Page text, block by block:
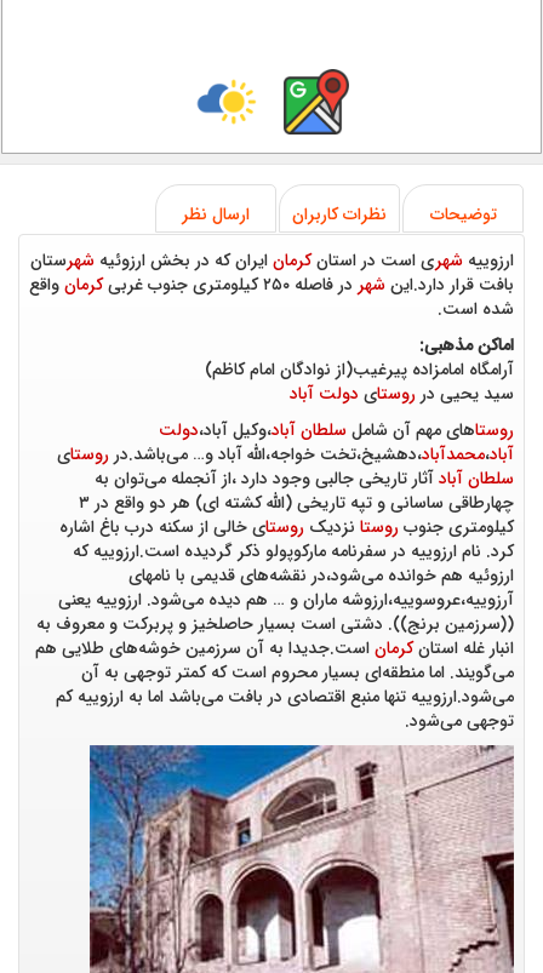
توضیحات نظرات کاربران
ارسال نظر
ارزوییه شهری است در استانکرمانایران که در بخش ارزوئیه شهرستان
بافت قرار دارد.اینشهر در فاصله ۲۵۰ کیلومتری جنوب غربی کرمانواقع
شده است.
اماکن مذهبی:
آرامگاه امامزاده پیرغیب(از نوادگان امام کاظم)
سید یحیی در روستای دولت آباد
روستاهای مهم آن شاملسلطان آباد،وکیل آباد،دولت
آباد،محمدآباد،دهشیخ،تخت خواجه،الله آباد و… می‌باشد.در روستای
سلطان آبادآثار تاریخی جالبی وجود دارد ،از آنجمله می‌توان به
چهارطاقی ساسانی و تپه تاریخی (الله کشته ای) هر دو واقع در ۳
کیلومتری جنوبروستا نزدیک روستای خالی از سکنه درب باغ اشاره
کرد. نام ارزوییه در سفرنامه مارکوپولو ذکر گردیده است.ارزوییه که
ارزوئیه هم خوانده می‌شود،در نقشه‌های قدیمی با نامهای
آرزوییه،عروسوییه،ارزوشه ماران و … هم دیده می‌شود. ارزوییه یعنی
((سرزمین برنج)). دشتی است بسیار حاصلخیز و پربرکت و معروف به
انبار غله استانکرماناست.جدیدا به آن سرزمین خوشه‌های طلایی هم
می‌گویند. اما منطقه‌ای بسیار محروم است که کمتر توجهی به آن
می‌شود.ارزوییه تنها منبع اقتصادی در بافت می‌باشد اما به ارزوییه کم
توجهی می‌شود.